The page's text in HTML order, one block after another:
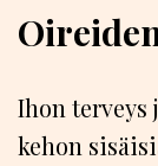
Ihon terveys
kehon